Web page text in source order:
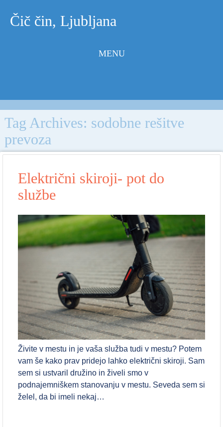
Čič čin, Ljubljana
MENU
Tag Archives: sodobne rešitve
prevoza
Električni skiroji- pot do
službe
Živite v mestu in je vaša služba tudi v mestu? Potem
vam še kako prav pridejo lahko električni skiroji. Sam
sem si ustvaril družino in živeli smo v
podnajemniškem stanovanju v mestu. Seveda sem si
želel, da bi imeli nekaj…